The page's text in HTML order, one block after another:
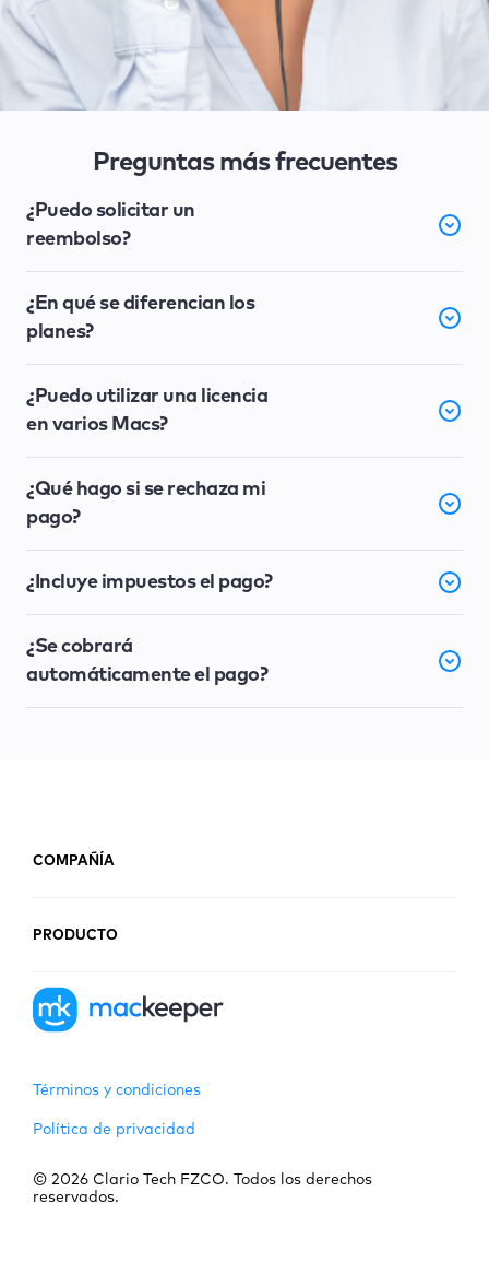
Preguntas más frecuentes
¿Puedo solicitar un
reembolso?
¿En qué se diferencian los
planes?
¿Puedo utilizar una licencia
en varios Macs?
¿Qué hago si se rechaza mi
pago?
¿Incluye impuestos el pago?
¿Se cobrará
automáticamente el pago?
COMPAÑÍA
PRODUCTO
Términos y condiciones
Política de privacidad
© 2026 Clario Tech FZCO. Todos los derechos
reservados.